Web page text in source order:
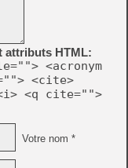
attributs HTML:
<acronym
<cite>
<q cite="">
Votre nom *